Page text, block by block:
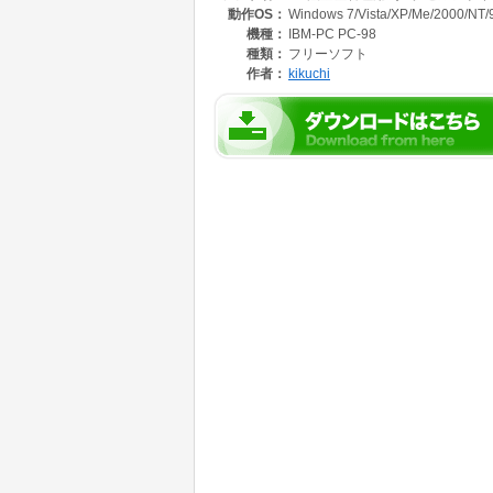
【注意事項】
本ソフトはホームページの使用許諾に同意さ
http://ktsc.cafe.coocan.jp
【必要な環境】
【使用方法】
マニュアルをご覧下さい
動作OS： Windows 7/Vista/XP/Me/2000/NT/
機種：
IBM-PC PC-98
種類： フリーソフト
作者： kikuchi